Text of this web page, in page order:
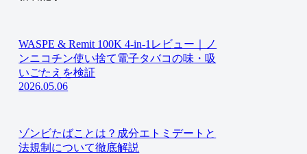
WASPE & Remit 100K 4-in-1レビュー｜ノ
ンニコチン使い捨て電子タバコの味・吸
いごたえを検証
2026.05.06
ゾンビたばことは？成分エトミデートと
法規制について徹底解説